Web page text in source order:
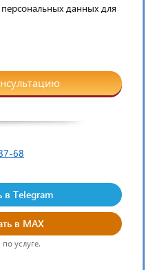
данных для
68
в Telegram
в MAX
услуге.